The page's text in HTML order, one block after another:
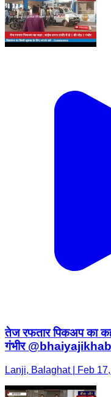
तेज रफतार पिकअप का
गंभीर
Lanji, Balaghat | Feb